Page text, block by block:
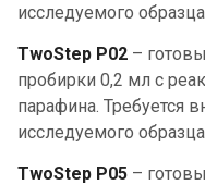
исследуемого
TwoStep P02 –
пробирки 0,2 мл с
парафина. Требуется
исследуемого
TwoStep P05 –